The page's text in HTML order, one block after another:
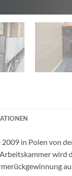
in Polen von
wird